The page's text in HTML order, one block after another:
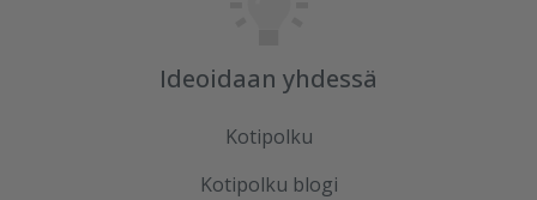
Ideoidaan yhdessä
Kotipolku
Kotipolku blogi